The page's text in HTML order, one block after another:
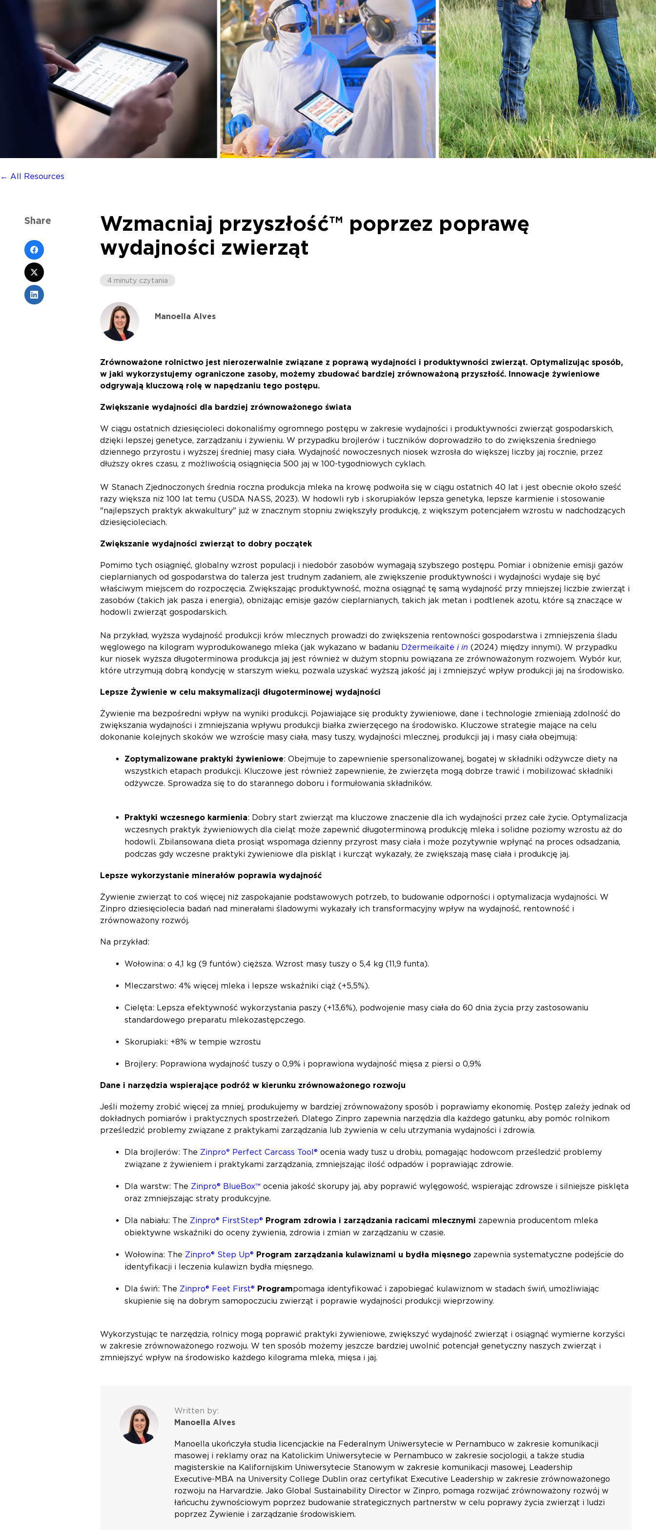
← All Resources
Wzmacniaj przyszłość™ poprzez poprawę
wydajności zwierząt
4 minuty czytania
Manoella Alves
Zrównoważone rolnictwo jest nierozerwalnie związane z poprawą wydajności i produktywności zwierząt. Optymalizując sposób,
w jaki wykorzystujemy ograniczone zasoby, możemy zbudować bardziej zrównoważoną przyszłość. Innowacje żywieniowe
odgrywają kluczową rolę w napędzaniu tego postępu.
Zwiększanie wydajności dla bardziej zrównoważonego świata
W ciągu ostatnich dziesięcioleci dokonaliśmy ogromnego postępu w zakresie wydajności i produktywności zwierząt gospodarskich,
dzięki lepszej genetyce, zarządzaniu i żywieniu. W przypadku brojlerów i tuczników doprowadziło to do zwiększenia średniego
dziennego przyrostu i wyższej średniej masy ciała. Wydajność nowoczesnych niosek wzrosła do większej liczby jaj rocznie, przez
dłuższy okres czasu, z możliwością osiągnięcia 500 jaj w 100-tygodniowych cyklach.
W Stanach Zjednoczonych średnia roczna produkcja mleka na krowę podwoiła się w ciągu ostatnich 40 lat i jest obecnie około sześć
razy większa niż 100 lat temu (USDA NASS, 2023). W hodowli ryb i skorupiaków lepsza genetyka, lepsze karmienie i stosowanie
"najlepszych praktyk akwakultury" już w znacznym stopniu zwiększyły produkcję, z większym potencjałem wzrostu w nadchodzących
dziesięcioleciach.
Zwiększanie wydajności zwierząt to dobry początek
Pomimo tych osiągnięć, globalny wzrost populacji i niedobór zasobów wymagają szybszego postępu. Pomiar i obniżenie emisji gazów
cieplarnianych od gospodarstwa do talerza jest trudnym zadaniem, ale zwiększenie produktywności i wydajności wydaje się być
właściwym miejscem do rozpoczęcia. Zwiększając produktywność, można osiągnąć tę samą wydajność przy mniejszej liczbie zwierząt i
zasobów (takich jak pasza i energia), obniżając emisje gazów cieplarnianych, takich jak metan i podtlenek azotu, które są znaczące w
hodowli zwierząt gospodarskich.
Na przykład, wyższa wydajność produkcji krów mlecznych prowadzi do zwiększenia rentowności gospodarstwa i zmniejszenia śladu
węglowego na kilogram wyprodukowanego mleka (jak wykazano w badaniu Džermeikaitė i in (2024) między innymi). W przypadku
kur niosek wyższa długoterminowa produkcja jaj jest również w dużym stopniu powiązana ze zrównoważonym rozwojem. Wybór kur,
które utrzymują dobrą kondycję w starszym wieku, pozwala uzyskać wyższą jakość jaj i zmniejszyć wpływ produkcji jaj na środowisko.
Lepsze Żywienie w celu maksymalizacji długoterminowej wydajności
Żywienie ma bezpośredni wpływ na wyniki produkcji. Pojawiające się produkty żywieniowe, dane i technologie zmieniają zdolność do
zwiększania wydajności i zmniejszania wpływu produkcji białka zwierzęcego na środowisko. Kluczowe strategie mające na celu
dokonanie kolejnych skoków we wzroście masy ciała, masy tuszy, wydajności mlecznej, produkcji jaj i masy ciała obejmują:
Zoptymalizowane praktyki żywieniowe: Obejmuje to zapewnienie spersonalizowanej, bogatej w składniki odżywcze diety na
wszystkich etapach produkcji. Kluczowe jest również zapewnienie, że zwierzęta mogą dobrze trawić i mobilizować składniki
odżywcze. Sprowadza się to do starannego doboru i formułowania składników.
Praktyki wczesnego karmienia: Dobry start zwierząt ma kluczowe znaczenie dla ich wydajności przez całe życie. Optymalizacja
wczesnych praktyk żywieniowych dla cieląt może zapewnić długoterminową produkcję mleka i solidne poziomy wzrostu aż do
hodowli. Zbilansowana dieta prosiąt wspomaga dzienny przyrost masy ciała i może pozytywnie wpłynąć na proces odsadzania,
podczas gdy wczesne praktyki żywieniowe dla piskląt i kurcząt wykazały, że zwiększają masę ciała i produkcję jaj.
Lepsze wykorzystanie minerałów poprawia wydajność
Żywienie zwierząt to coś więcej niż zaspokajanie podstawowych potrzeb, to budowanie odporności i optymalizacja wydajności. W
Zinpro dziesięciolecia badań nad minerałami śladowymi wykazały ich transformacyjny wpływ na wydajność, rentowność i
zrównoważony rozwój.
Na przykład:
Wołowina: o 4,1 kg (9 funtów) cięższa. Wzrost masy tuszy o 5,4 kg (11,9 funta).
Mleczarstwo: 4% więcej mleka i lepsze wskaźniki ciąż (+5,5%).
Cielęta: Lepsza efektywność wykorzystania paszy (+13,6%), podwojenie masy ciała do 60 dnia życia przy zastosowaniu
standardowego preparatu mlekozastępczego.
Skorupiaki: +8% w tempie wzrostu
Brojlery: Poprawiona wydajność tuszy o 0,9% i poprawiona wydajność mięsa z piersi o 0,9%
Dane i narzędzia wspierające podróż w kierunku zrównoważonego rozwoju
Jeśli możemy zrobić więcej za mniej, produkujemy w bardziej zrównoważony sposób i poprawiamy ekonomię. Postęp zależy jednak od
dokładnych pomiarów i praktycznych spostrzeżeń. Dlatego Zinpro zapewnia narzędzia dla każdego gatunku, aby pomóc rolnikom
prześledzić problemy związane z praktykami zarządzania lub żywienia w celu utrzymania wydajności i zdrowia.
Dla brojlerów: The Zinpro® Perfect Carcass Tool® ocenia wady tusz u drobiu, pomagając hodowcom prześledzić problemy
związane z żywieniem i praktykami zarządzania, zmniejszając ilość odpadów i poprawiając zdrowie.
Dla warstw: The Zinpro® BlueBox™ ocenia jakość skorupy jaj, aby poprawić wylęgowość, wspierając zdrowsze i silniejsze pisklęta
oraz zmniejszając straty produkcyjne.
Dla nabiału: The Zinpro® FirstStep® Program zdrowia i zarządzania racicami mlecznymi zapewnia producentom mleka
obiektywne wskaźniki do oceny żywienia, zdrowia i zmian w zarządzaniu w czasie.
Wołowina: The Zinpro® Step Up® Program zarządzania kulawiznami u bydła mięsnego zapewnia systematyczne podejście do
identyfikacji i leczenia kulawizn bydła mięsnego.
Dla świń: The Zinpro® Feet First® Programpomaga identyfikować i zapobiegać kulawiznom w stadach świń, umożliwiając
skupienie się na dobrym samopoczuciu zwierząt i poprawie wydajności produkcji wieprzowiny.
Wykorzystując te narzędzia, rolnicy mogą poprawić praktyki żywieniowe, zwiększyć wydajność zwierząt i osiągnąć wymierne korzyści
w zakresie zrównoważonego rozwoju. W ten sposób możemy jeszcze bardziej uwolnić potencjał genetyczny naszych zwierząt i
zmniejszyć wpływ na środowisko każdego kilograma mleka, mięsa i jaj.
Written by:
Manoella Alves
Manoella ukończyła studia licencjackie na Federalnym Uniwersytecie w Pernambuco w zakresie komunikacji
masowej i reklamy oraz na Katolickim Uniwersytecie w Pernambuco w zakresie socjologii, a także studia
magisterskie na Kalifornijskim Uniwersytecie Stanowym w zakresie komunikacji masowej, Leadership
Executive-MBA na University College Dublin oraz certyfikat Executive Leadership w zakresie zrównoważonego
rozwoju na Harvardzie. Jako Global Sustainability Director w Zinpro, pomaga rozwijać zrównoważony rozwój w
łańcuchu żywnościowym poprzez budowanie strategicznych partnerstw w celu poprawy życia zwierząt i ludzi
poprzez Żywienie i zarządzanie środowiskiem.
Share